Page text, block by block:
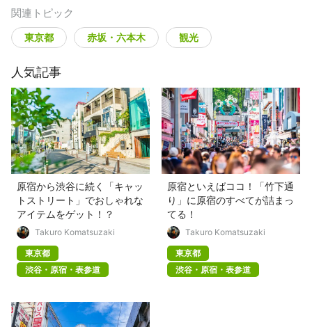
関連トピック
東京都 赤坂・六本木 観光
人気記事
原宿から渋谷に続く「キャッ
トストリート」でおしゃれな
アイテムをゲット！？
Takuro Komatsuzaki
東京都
渋谷・原宿・表参道
原宿といえばココ！「竹下通
り」に原宿のすべてが詰まっ
てる！
Takuro Komatsuzaki
東京都
渋谷・原宿・表参道